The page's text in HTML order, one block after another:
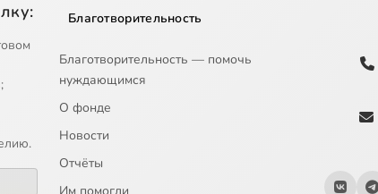
Благотворительность
Благотворительность — помочь
нуждающимся
О фонде
Новости
Отчёты